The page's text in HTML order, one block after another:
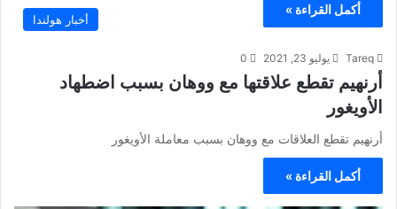
أكمل القراءة »
أخبار هولندا
Tareq يوليو 23, 2021 0
أرنهيم تقطع علاقتها مع ووهان بسبب اضطهاد
الأويغور
أرنهيم تقطع العلاقات مع ووهان بسبب معاملة الأويغور
أكمل القراءة »